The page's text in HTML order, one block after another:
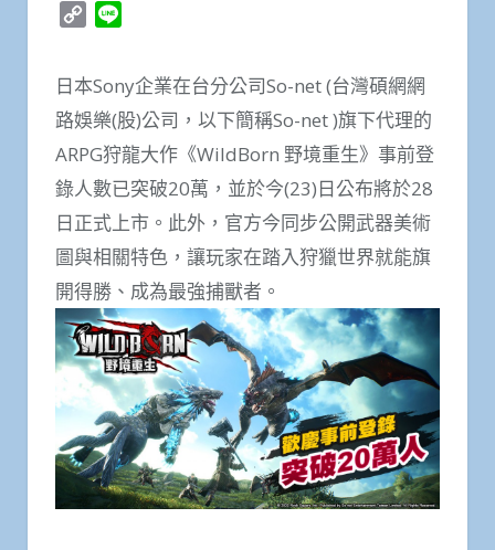
Copy
日本Sony企業在台分公司So-net (台灣碩網網
路娛樂(股)公司，以下簡稱So-net )旗下代理的
ARPG狩龍大作《WildBorn 野境重生》事前登
錄人數已突破20萬，並於今(23)日公布將於28
日正式上市。此外，官方今同步公開武器美術
圖與相關特色，讓玩家在踏入狩獵世界就能旗
開得勝、成為最強捕獸者。